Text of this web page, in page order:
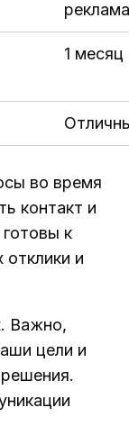
реклама
1 месяц
во время
контакт и
к
отклики и
Важно,
цели и